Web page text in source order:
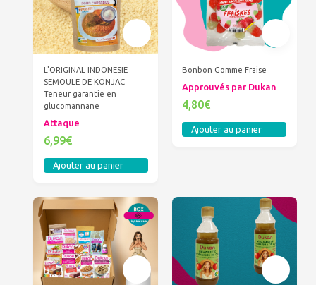
L'ORIGINAL INDONESIE
SEMOULE DE KONJAC
Teneur garantie en
glucomannane
Attaque
6,99€
Ajouter au panier
Bonbon Gomme Fraise
Approuvés par Dukan
4,80€
Ajouter au panier